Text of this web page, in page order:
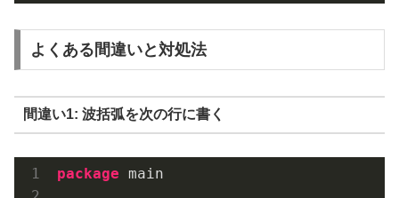
よくある間違いと対処法
間違い1: 波括弧を次の行に書く
package main